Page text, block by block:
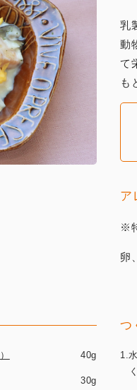
乳
動
て
も
ア
※
卵
40g
30g
つ
1.